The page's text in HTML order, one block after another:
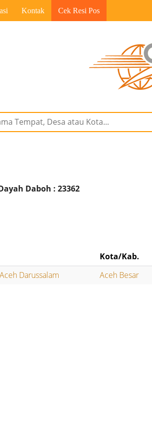
Kontak Cek Resi Pos
Daboh : 23362
Kota/Kab.
Darussalam
Aceh Besar